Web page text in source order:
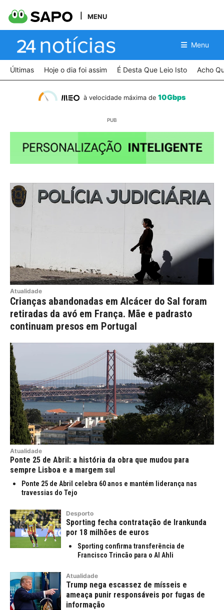
MENU
Menu
Últimas Hoje o dia foi assim É Desta Que Leio Isto Acho
à velocidade máxima de 10Gbps
Atualidade
Crianças abandonadas em Alcácer do Sal foram
retiradas da avó em França. Mãe e padrasto
continuam presos em Portugal
Atualidade
Ponte 25 de Abril: a história da obra que mudou para
sempre Lisboa e a margem sul
Ponte 25 de Abril celebra 60 anos e mantém liderança nas
travessias do Tejo
Desporto
Sporting fecha contratação de Irankunda
por 18 milhões de euros
Sporting confirma transferência de
Francisco Trincão para o Al Ahli
Atualidade
Trump nega escassez de mísseis e
ameaça punir responsáveis por fugas de
informação